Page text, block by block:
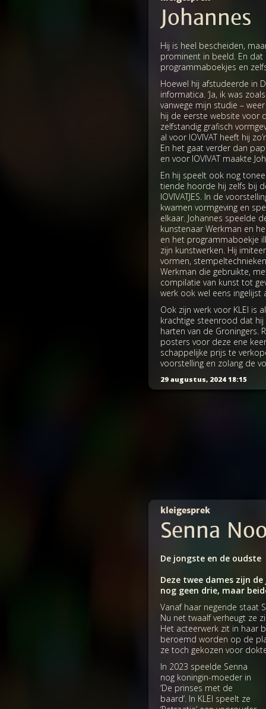
Johannes
Hij is heel bescheiden,
prominent in beeld. En dat
programmaboekjes en
Hoewel hij afstudeerde in
informatica. ‘Ja, ik was
vanwege mijn studie –
hij de eerste website voor
zelfstandig grafisch
al voor IOVIVAT heeft hij
En het gaat verder dan
en voor IOVIVAT maakte
En hij speelt ook nog
tiende hoorde hij zelfs bij
IOVIVATJES. In de
kwamen vormgeving en
elkaar. Johannes speelde
kunstenaar Werkman en
en het programmaboekje
zijn kunstwerken. Hij
vormen,
Werkman die gebruikte,
compilatie van kunst tot
werk ook wel eens ingelijst
Ook zijn werk voor KLEI is
krachtige steenrood dat
harten van de Groningers.
posters voor deze ene
schappelijke prijs te
voorstelling en zolang de
29 augustus, 2024 18:15
kleigesprek
Senna
De jongste en de oudste
Deze twee dames zijn
nog geen drie, maar
Vanaf haar negende staat
Nu net twaalf verheugt ze
Het acteerwerk zit in haar
beroemd worden op de
ze toch gekozen voor
In 2023 speelde Senna
nog koningin-moeder in
‘De prinses met de
baard’. In KLEI speelt ze